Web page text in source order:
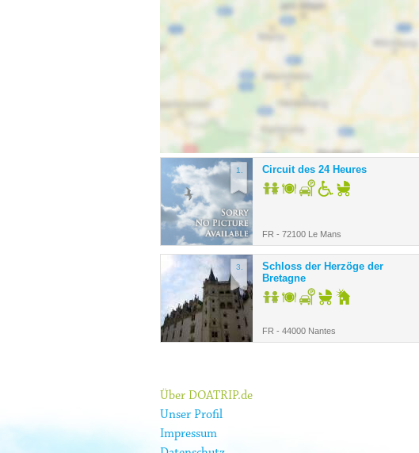
1. Circuit des 24 Heures
FR - 72100 Le Mans
3.
Schloss der Herzöge der
Bretagne
FR - 44000 Nantes
Über DOATRIP.de
Unser Profil
Impressum